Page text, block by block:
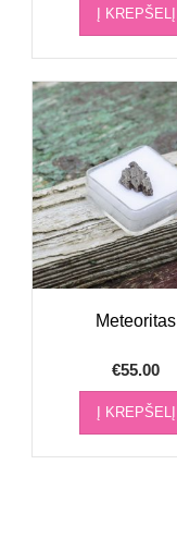
Į KREPŠELĮ
Meteoritas
€55.00
Į KREPŠELĮ